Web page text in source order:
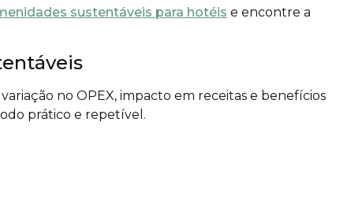
sustentáveis para hotéis e encontre a
no OPEX, impacto em receitas e benefícios
prático e repetível.